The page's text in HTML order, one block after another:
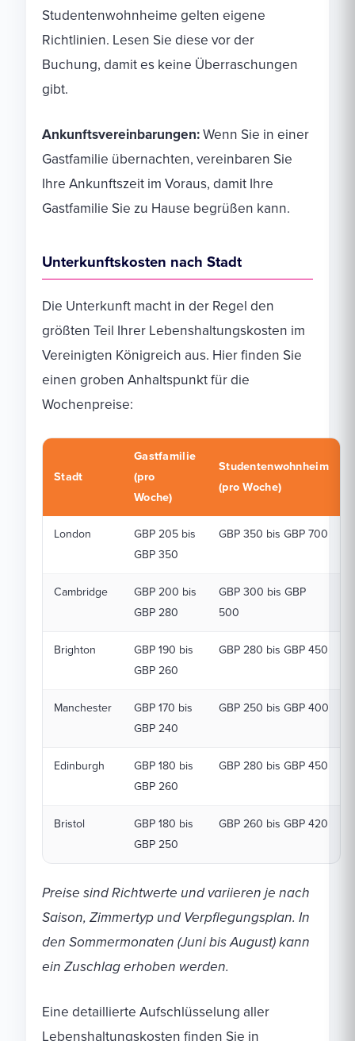
Studentenwohnheime gelten eigene
Richtlinien. Lesen Sie diese vor der
Buchung, damit es keine Überraschungen
gibt.
Ankunftsvereinbarungen:Wenn Sie in einer
Gastfamilie übernachten, vereinbaren Sie
Ihre Ankunftszeit im Voraus, damit Ihre
Gastfamilie Sie zu Hause begrüßen kann.
Unterkunftskosten nach Stadt
Die Unterkunft macht in der Regel den
größten Teil Ihrer Lebenshaltungskosten im
Vereinigten Königreich aus. Hier finden Sie
einen groben Anhaltspunkt für die
Wochenpreise:
Stadt
Gastfamilie
(pro
Woche)
Studentenwohnheim
(pro Woche)
London
GBP 205 bis
GBP 350
GBP 350 bis GBP 700
Cambridge
GBP 200 bis
GBP 280
GBP 300 bis GBP
500
Brighton
GBP 190 bis
GBP 260
GBP 280 bis GBP 450
Manchester
GBP 170 bis
GBP 240
GBP 250 bis GBP 400
Edinburgh
GBP 180 bis
GBP 260
GBP 280 bis GBP 450
Bristol
GBP 180 bis
GBP 250
GBP 260 bis GBP 420
Preise sind Richtwerte und variieren je nach
Saison, Zimmertyp und Verpflegungsplan. In
den Sommermonaten (Juni bis August) kann
ein Zuschlag erhoben werden.
Eine detaillierte Aufschlüsselung aller
Lebenshaltungskosten finden Sie in